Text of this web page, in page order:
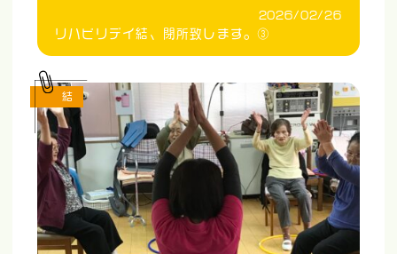
2026/02/26
リハビリデイ結、閉所致します。③
結